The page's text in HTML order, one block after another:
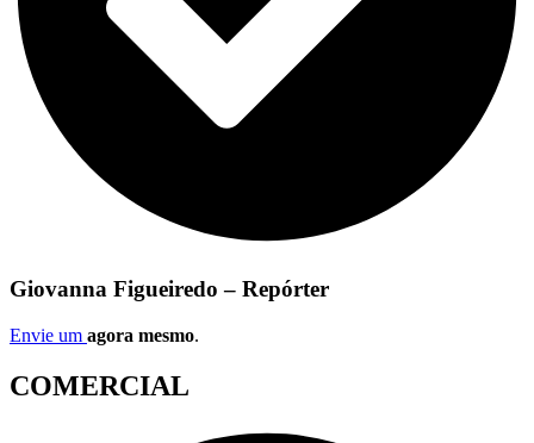
Giovanna Figueiredo – Repórter
Envie um agora mesmo.
COMERCIAL